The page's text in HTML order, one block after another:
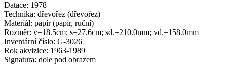
Datace: 1978
Technika: dřevořez (dřevořez)
Materiál: papír (papír, ruční)
Rozměr: v=18.5cm; s=27.6cm; sd.=210.0mm; vd.=158.0mm
Inventární číslo: G-3026
Rok akvizice: 1963-1989
Signatura: dole pod obrazem